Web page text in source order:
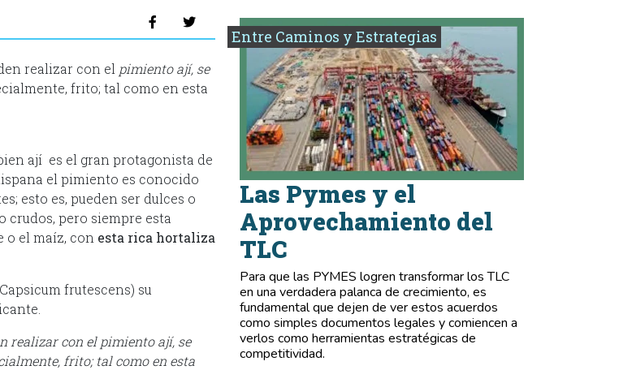
realizar con el pimiento ají, se
frito; tal como en esta
ají es el gran protagonista de
el pimiento es conocido
esto es, pueden ser dulces o
pero siempre esta
o el maíz, con esta rica hortaliza
frutescens) su
realizar con el pimiento ají, se
frito; tal como en esta
Entre Caminos y Estrategias
Las Pymes y el
Aprovechamiento del
TLC
Para que las PYMES logren transformar los TLC
en una verdadera palanca de crecimiento, es
fundamental que dejen de ver estos acuerdos
como simples documentos legales y comiencen a
verlos como herramientas estratégicas de
competitividad.